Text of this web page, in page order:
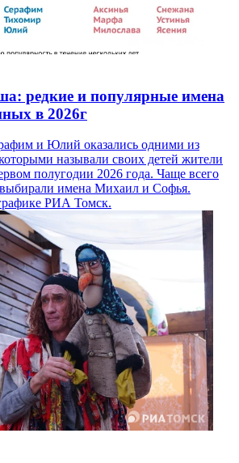
редкие и популярные имена
в 2026г
и Юлий оказались одними из
называли своих детей жители
полугодии 2026 года. Чаще всего
имена Михаил и Софья.
РИА Томск.